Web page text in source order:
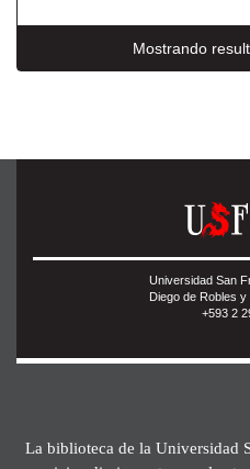
Mostrando
Universidad San
Diego de Robles
+593 2
La biblioteca de la Universidad